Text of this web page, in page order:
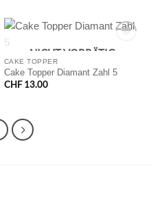
NICHT VORRÄTIG
CAKE TOPPER
Cake Topper Diamant Zahl 5
CHF13.00